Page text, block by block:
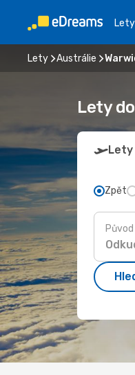
Lety
Lety Austrálie
Lety
Lety
Zpět
Původ